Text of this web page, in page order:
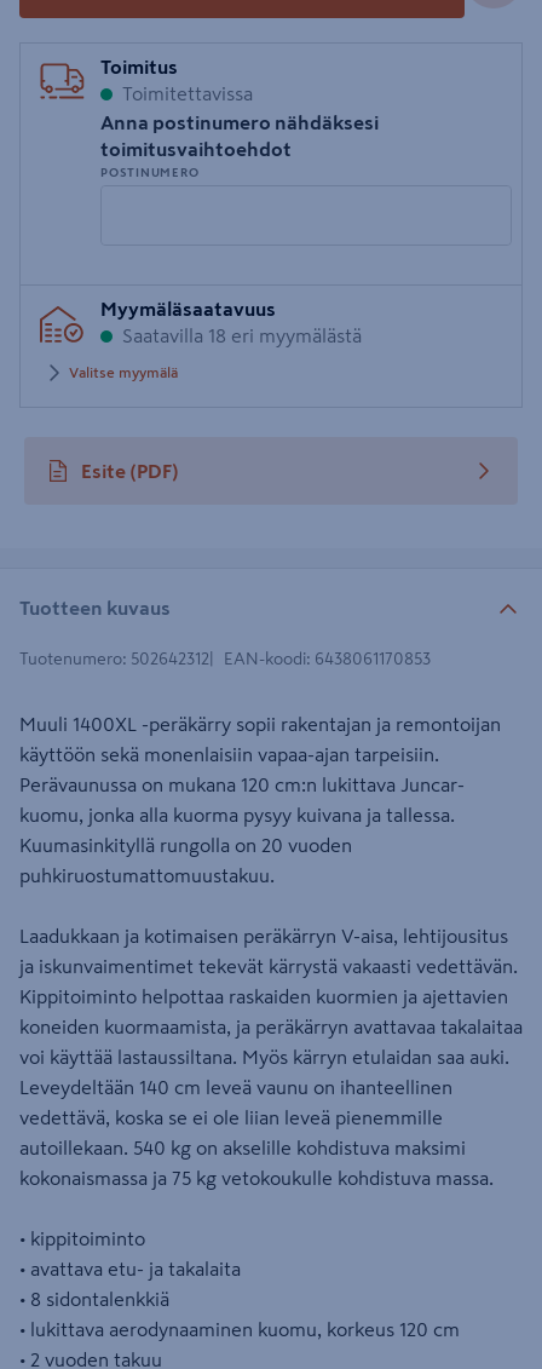
Toimitus
Toimitettavissa
Anna postinumero nähdäksesi
toimitusvaihtoehdot
POSTINUMERO
postinumero
Myymäläsaatavuus
Saatavilla 18 eri myymälästä
Valitse myymälä
Esite (PDF)
avautuu uuteen välilehteen
Tuotteen kuvaus
Tuotenumero: 502642312 EAN-koodi: 6438061170853
Muuli 1400XL -peräkärry sopii rakentajan ja remontoijan
käyttöön sekä monenlaisiin vapaa-ajan tarpeisiin.
Perävaunussa on mukana 120 cm:n lukittava Juncar-
kuomu, jonka alla kuorma pysyy kuivana ja tallessa.
Kuumasinkityllä rungolla on 20 vuoden
puhkiruostumattomuustakuu.
Laadukkaan ja kotimaisen peräkärryn V-aisa, lehtijousitus
ja iskunvaimentimet tekevät kärrystä vakaasti vedettävän.
Kippitoiminto helpottaa raskaiden kuormien ja ajettavien
koneiden kuormaamista, ja peräkärryn avattavaa takalaitaa
voi käyttää lastaussiltana. Myös kärryn etulaidan saa auki.
Leveydeltään 140 cm leveä vaunu on ihanteellinen
vedettävä, koska se ei ole liian leveä pienemmille
autoillekaan. 540 kg on akselille kohdistuva maksimi
kokonaismassa ja 75 kg vetokoukulle kohdistuva massa.
• kippitoiminto
• avattava etu- ja takalaita
• 8 sidontalenkkiä
• lukittava aerodynaaminen kuomu, korkeus 120 cm
• 2 vuoden takuu